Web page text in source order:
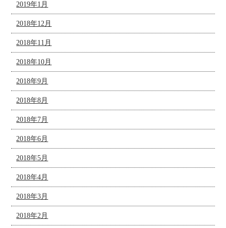
2019年1月
2018年12月
2018年11月
2018年10月
2018年9月
2018年8月
2018年7月
2018年6月
2018年5月
2018年4月
2018年3月
2018年2月